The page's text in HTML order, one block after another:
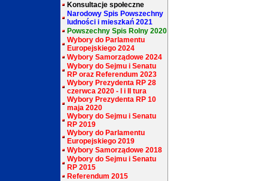
Konsultacje społeczne
Narodowy Spis Powszechny
ludności i mieszkań 2021
Powszechny Spis Rolny 2020
Wybory do Parlamentu
Europejskiego 2024
Wybory Samorządowe 2024
Wybory do Sejmu i Senatu
RP oraz Referendum 2023
Wybory Prezydenta RP 28
czerwca 2020 - I i II tura
Wybory Prezydenta RP 10
maja 2020
Wybory do Sejmu i Senatu
RP 2019
Wybory do Parlamentu
Europejskiego 2019
Wybory Samorządowe 2018
Wybory do Sejmu i Senatu
RP 2015
Referendum 2015